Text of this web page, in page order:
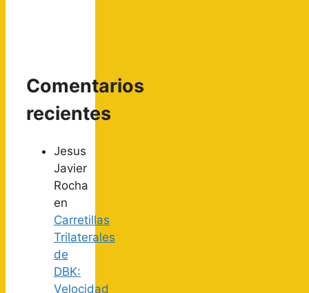
Comentarios
recientes
Jesus
Javier
Rocha
en
Carretillas
Trilaterales
de
DBK:
Velocidad